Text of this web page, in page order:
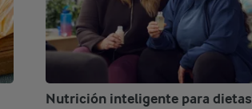
Nutrición inteligente para dietas